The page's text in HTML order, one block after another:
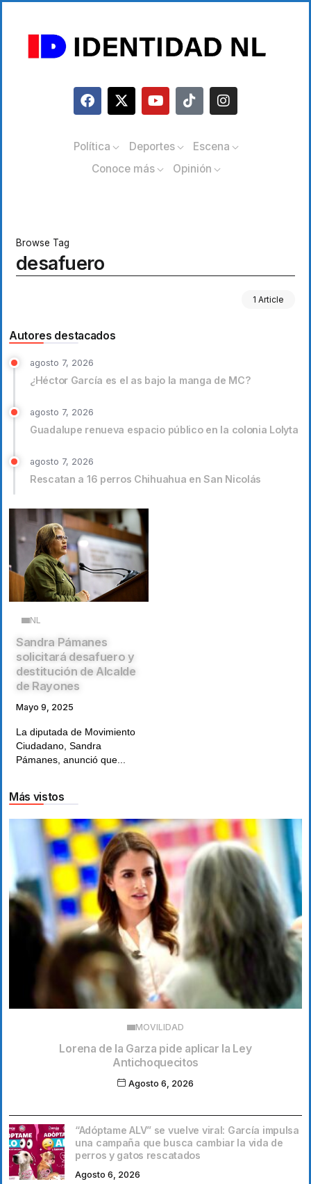
Política Deportes
Escena
Conoce más
Opinión
Browse Tag
desafuero
1 Article
Autores destacados
agosto 7, 2026
¿Héctor García es el as bajo la manga de MC?
agosto 7, 2026
Guadalupe renueva espacio público en la colonia Lolyta
agosto 7, 2026
Rescatan a 16 perros Chihuahua en San Nicolás
NL
Sandra Pámanes
solicitará desafuero y
destitución de Alcalde
de Rayones
Mayo 9, 2025
La diputada de Movimiento
Ciudadano, Sandra
Pámanes, anunció que...
Más vistos
MOVILIDAD
Lorena de la Garza pide aplicar la Ley
Antichoquecitos
Agosto 6, 2026
“Adóptame ALV” se vuelve viral: García impulsa
una campaña que busca cambiar la vida de
perros y gatos rescatados
Agosto 6, 2026